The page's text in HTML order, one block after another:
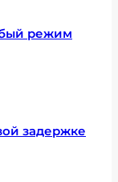
режим
задержке